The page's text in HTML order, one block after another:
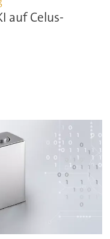
auf Celus-